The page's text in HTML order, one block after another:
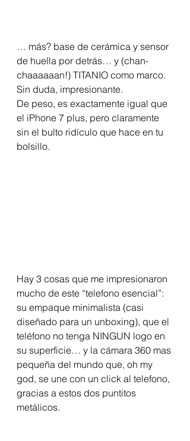
… más? base de cerámica y sensor
de huella por detrás… y (chan-
chaaaaaan!) TITANIO como marco.
Sin duda, impresionante.
De peso, es exactamente igual que
el iPhone 7 plus, pero claramente
sin el bulto ridículo que hace en tu
bolsillo.
Hay 3 cosas que me impresionaron
mucho de este “telefono esencial”:
su empaque minimalista (casi
diseñado para un unboxing), que el
teléfono no tenga NINGUN logo en
su superficie… y la cámara 360 mas
pequeña del mundo que, oh my
god, se une con un click al telefono,
gracias a estos dos puntitos
metálicos.